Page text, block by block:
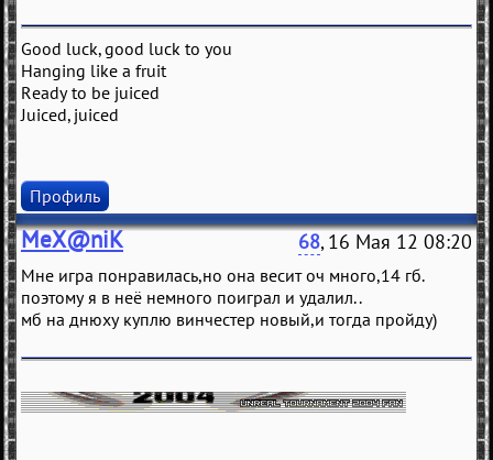
Good luck, good luck to you
Hanging like a fruit
Ready to be juiced
Juiced, juiced
Профиль
MeX@niK 68, 16 Мая 12 08:20
Мне игра понравилась,но она весит оч много,14 гб.
поэтому я в неё немного поиграл и удалил..
мб на днюху куплю винчестер новый,и тогда пройду)